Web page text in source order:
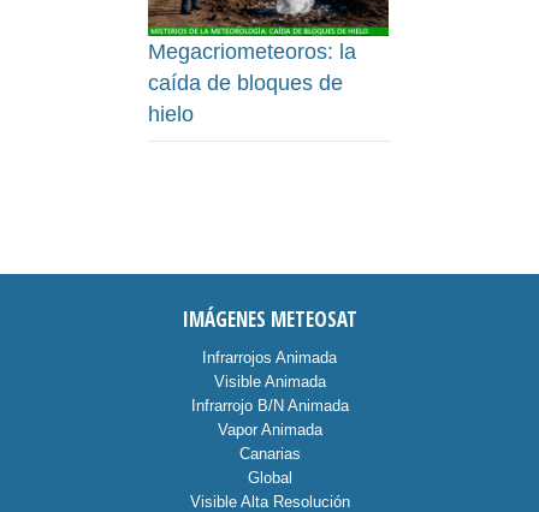
Megacriometeoros: la
caída de bloques de
hielo
IMÁGENES METEOSAT
Infrarrojos Animada
Visible Animada
Infrarrojo B/N Animada
Vapor Animada
Canarias
Global
Visible Alta Resolución